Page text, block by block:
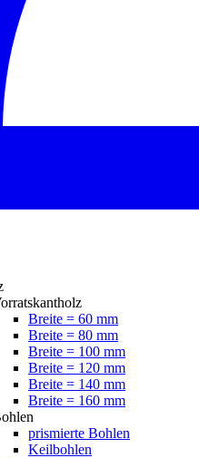
Breite = 60 mm
Breite = 80 mm
Breite = 100 mm
Breite = 120 mm
Breite = 140 mm
Breite = 160 mm
prismierte Bohlen
Keilbohlen